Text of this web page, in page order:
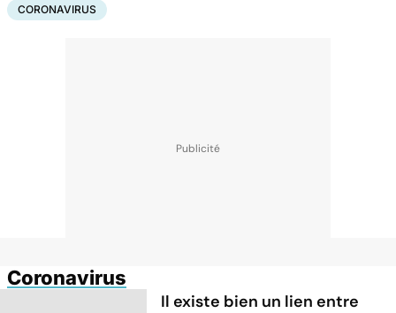
CORONAVIRUS
Coronavirus
Il existe bien un lien entre